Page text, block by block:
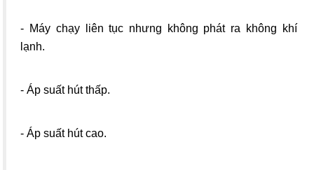
- Máy chạy liên tục nhưng không phát ra không khí
lạnh.
- Áp suất hút thấp.
- Áp suất hút cao.